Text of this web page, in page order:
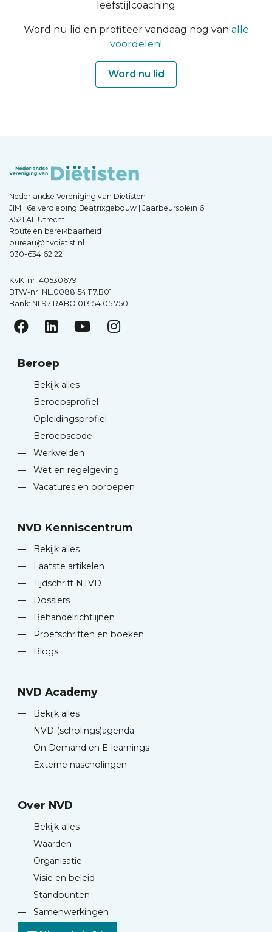
leefstijlcoaching
Word nu lid en profiteer vandaag nog van alle
voordelen!
Word nu lid
Nederlandse Vereniging van Diëtisten
JIM | 6e verdieping Beatrixgebouw | Jaarbeursplein 6
3521 AL Utrecht
Route en bereikbaarheid
bureau@nvdietist.nl
030-634 62 22
KvK-nr. 40530679
BTW-nr. NL.0088.54.117.B01
Bank: NL97 RABO 013 54 05 750
Beroep
—
Bekijk alles
—
Beroepsprofiel
—
Opleidingsprofiel
—
Beroepscode
—
Werkvelden
—
Wet en regelgeving
—
Vacatures en oproepen
NVD Kenniscentrum
—
Bekijk alles
—
Laatste artikelen
—
Tijdschrift NTVD
—
Dossiers
—
Behandelrichtlijnen
—
Proefschriften en boeken
—
Blogs
NVD Academy
—
Bekijk alles
—
NVD (scholings)agenda
—
On Demand en E-learnings
—
Externe nascholingen
Over NVD
—
Bekijk alles
—
Waarden
—
Organisatie
—
Visie en beleid
—
Standpunten
—
Samenwerkingen